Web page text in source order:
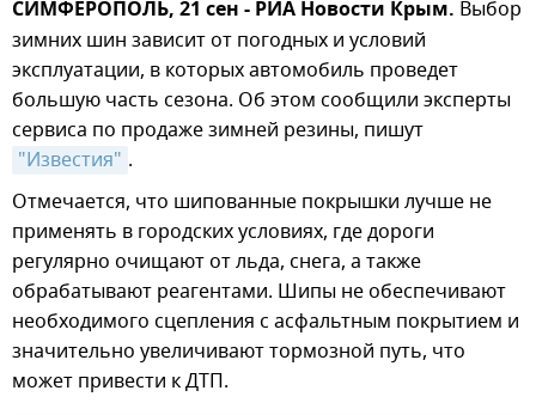
СИМФЕРОПОЛЬ, 21 сен - РИА Новости Крым. Выбор
зимних шин зависит от погодных и условий
эксплуатации, в которых автомобиль проведет
большую часть сезона. Об этом сообщили эксперты
сервиса по продаже зимней резины, пишут
"Известия" .
Отмечается, что шипованные покрышки лучше не
применять в городских условиях, где дороги
регулярно очищают от льда, снега, а также
обрабатывают реагентами. Шипы не обеспечивают
необходимого сцепления с асфальтным покрытием и
значительно увеличивают тормозной путь, что
может привести к ДТП.